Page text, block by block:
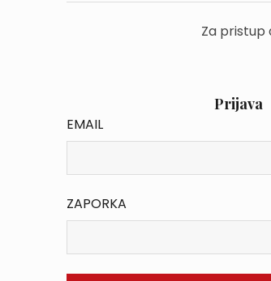
Za pristup
Prijava
EMAIL
ZAPORKA